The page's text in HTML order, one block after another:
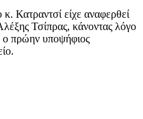
Κατραντσί είχε αναφερθεί
Τσίπρας, κάνοντας λόγο
ο πρώην υποψήφιος